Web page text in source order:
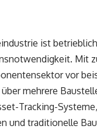
ist
Mit
vor
mehrere
Tracking-
und traditionelle